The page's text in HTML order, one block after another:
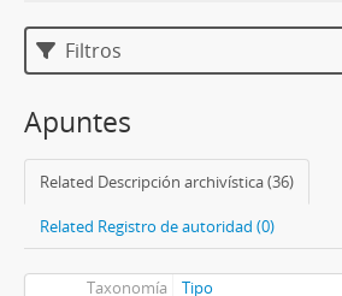
Filtros
Apuntes
Related Descripción archivística (36)
Related Registro de autoridad (0)
Taxonomía Tipo